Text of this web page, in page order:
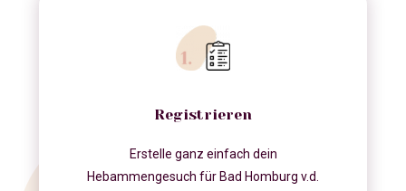
Registrieren
Erstelle ganz einfach dein
Hebammengesuch für Bad Homburg v.d.